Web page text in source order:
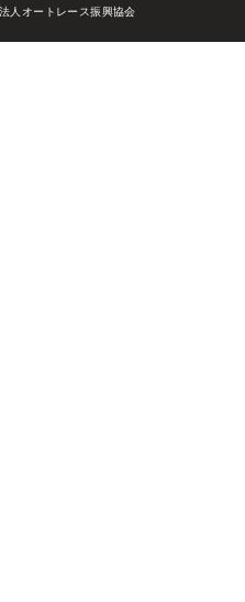
人オートレース振興協会